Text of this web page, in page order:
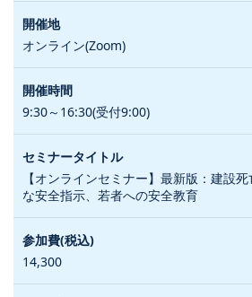
オンライン(Zoom)
9:30～16:30(受付9:00)
【オンラインセミナー】最新版：建設
な安全指示、若者への安全教育
14,300